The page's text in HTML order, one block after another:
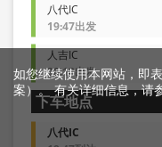
八代IC
19:47出发
人吉IC
20:18出发
下车地点
八代IC
如您继续使用本网站，即
案）。 有关详细信息，请